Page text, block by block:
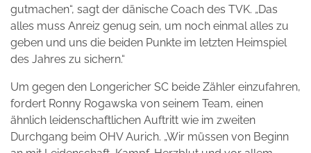
gutmachen“, sagt der dänische Coach des TVK. „Das
alles muss Anreiz genug sein, um noch einmal alles zu
geben und uns die beiden Punkte im letzten Heimspiel
des Jahres zu sichern.“
Um gegen den Longericher SC beide Zähler einzufahren,
fordert Ronny Rogawska von seinem Team, einen
ähnlich leidenschaftlichen Auftritt wie im zweiten
Durchgang beim OHV Aurich. „Wir müssen von Beginn